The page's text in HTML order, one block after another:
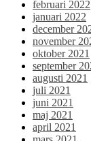
februari 2022
januari 2022
december
november
oktober 2021
september
augusti 2021
juli 2021
juni 2021
maj 2021
april 2021